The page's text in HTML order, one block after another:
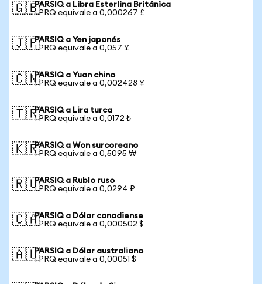
🇬🇧PARSIQ a Libra Esterlina Británica
1 PRQ equivale a 0,000267 £
🇯🇵PARSIQ a Yen japonés
1 PRQ equivale a 0,057 ¥
🇨🇳PARSIQ a Yuan chino
1 PRQ equivale a 0,002428 ¥
🇹🇷PARSIQ a Lira turca
1 PRQ equivale a 0,0172 ₺
🇰🇷PARSIQ a Won surcoreano
1 PRQ equivale a 0,5095 ₩
🇷🇺PARSIQ a Rublo ruso
1 PRQ equivale a 0,0294 ₽
🇨🇦PARSIQ a Dólar canadiense
1 PRQ equivale a 0,000502 $
🇦🇺PARSIQ a Dólar australiano
1 PRQ equivale a 0,00051 $